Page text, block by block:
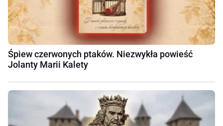
Śpiew czerwonych ptaków. Niezwykła powieść
Jolanty Marii Kalety